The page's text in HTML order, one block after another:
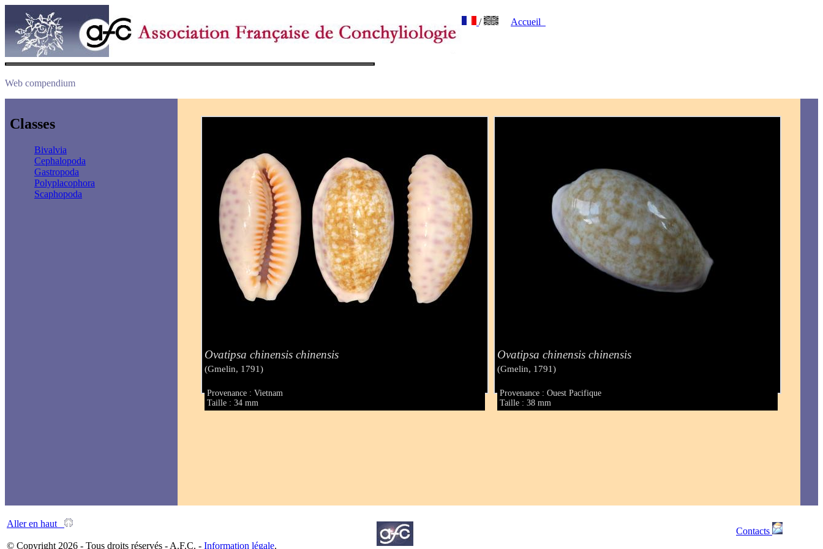
/ Accueil
Web compendium
Classes
Bivalvia
Cephalopoda
Gastropoda
Polyplacophora
Scaphopoda
Ovatipsa chinensis chinensis
(Gmelin, 1791)
Provenance : Vietnam
Taille : 34 mm
Ovatipsa chinensis chinensis
(Gmelin, 1791)
Provenance : Ouest Pacifique
Taille : 38 mm
Aller en haut
© Copyright 2026 - Tous droits réservés - A.F.C. - Information légale.
Contacts